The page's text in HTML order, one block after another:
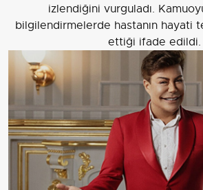
izlendiğini vurguladı.
bilgilendirmelerde hastanın hayati
ettiği ifade edildi.